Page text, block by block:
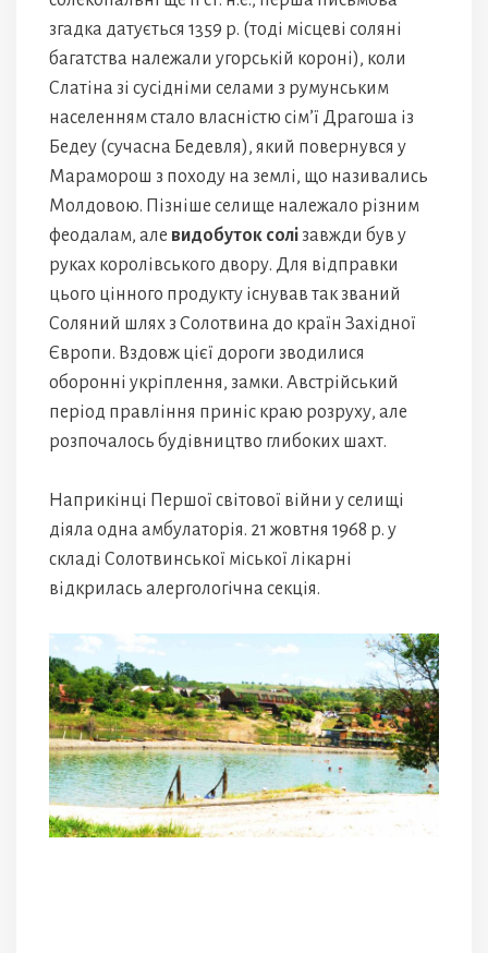
згадка датується 1359 р. (тоді місцеві соляні
багатства належали угорській короні), коли
Слатіна зі сусідніми селами з румунським
населенням стало власністю сім’ї Драгоша із
Бедеу (сучасна Бедевля), який повернувся у
Мараморош з походу на землі, що називались
Молдовою. Пізніше селище належало різним
феодалам, але видобуток солі завжди був у
руках королівського двору. Для відправки
цього цінного продукту існував так званий
Соляний шлях з Солотвина до країн Західної
Європи. Вздовж цієї дороги зводилися
оборонні укріплення, замки. Австрійський
період правління приніс краю розруху, але
розпочалось будівництво глибоких шахт.
Наприкінці Першої світової війни у селищі
діяла одна амбулаторія. 21 жовтня 1968 р. у
складі Солотвинської міської лікарні
відкрилась алергологічна секція.